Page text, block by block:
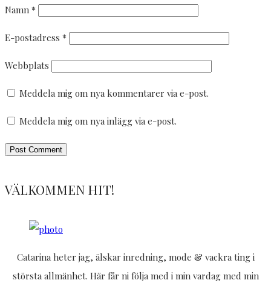
Namn *
E-postadress *
Webbplats
Meddela mig om nya kommentarer via e-post.
Meddela mig om nya inlägg via e-post.
VÄLKOMMEN HIT!
Catarina heter jag, älskar inredning, mode & vackra ting i
största allmänhet. Här får ni följa med i min vardag med min